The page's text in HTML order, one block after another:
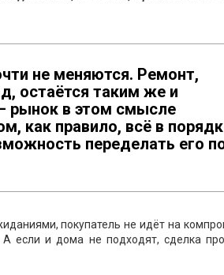
не меняются. Ремонт,
остаётся таким же и
рынок в этом смысле
как правило, всё в
переделать его
покупатель не идёт на
если и дома не подходят, сделка